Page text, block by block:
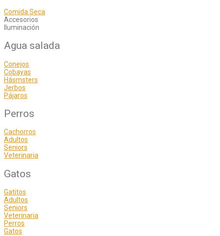
Comida Seca
Accesorios
Iluminación
Agua salada
Conejos
Cobayas
Hásmsters
Jerbos
Pájaros
Perros
Cachorros
Adultos
Seniors
Veterinaria
Gatos
Gatitos
Adultos
Seniors
Veterinaria
Perros
Gatos